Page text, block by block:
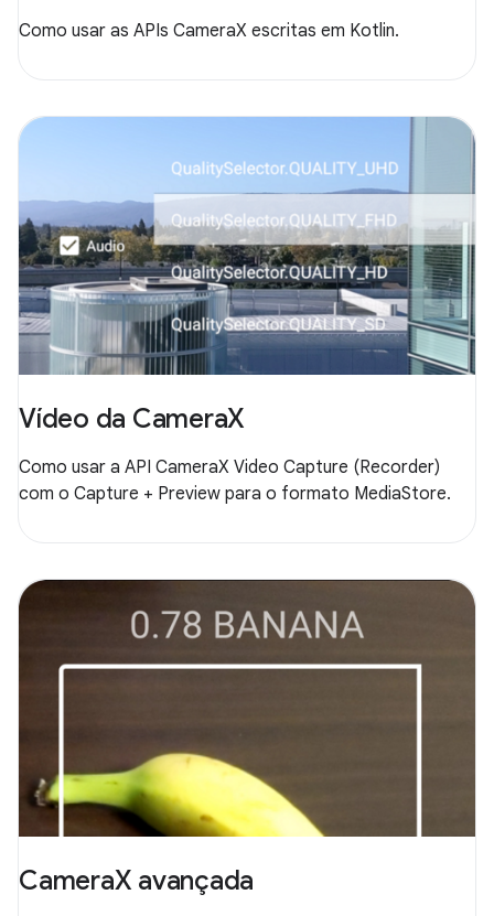
Como usar as APIs CameraX escritas em Kotlin.
Vídeo da CameraX
Como usar a API CameraX Video Capture (Recorder)
com o Capture + Preview para o formato MediaStore.
CameraX avançada